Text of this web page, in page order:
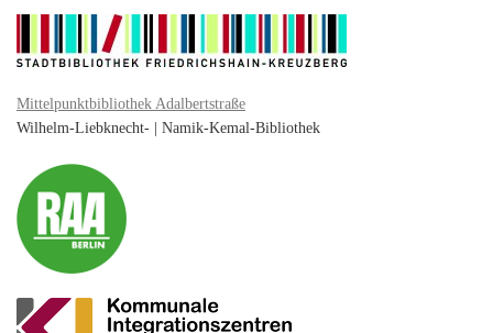
Mittelpunktbibliothek Adalbertstraße
Wilhelm-Liebknecht- | Namik-Kemal-Bibliothek